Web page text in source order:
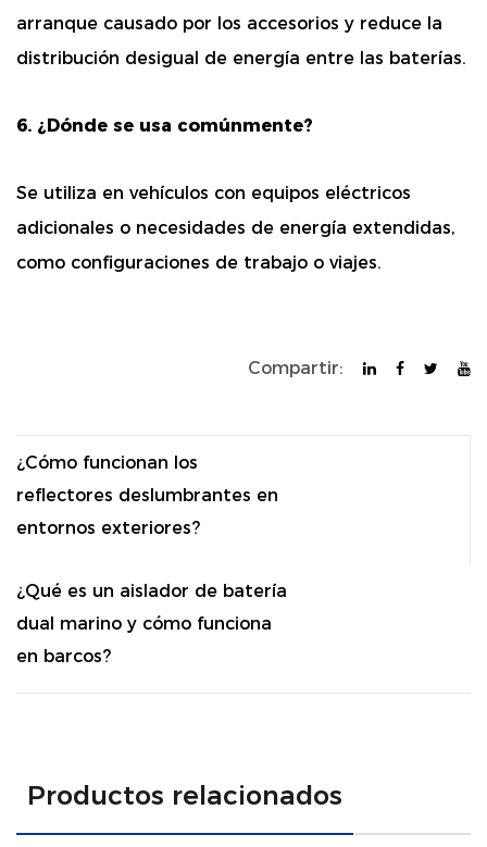
arranque causado por los accesorios y reduce la
distribución desigual de energía entre las baterías.
6. ¿Dónde se usa comúnmente?
Se utiliza en vehículos con equipos eléctricos
adicionales o necesidades de energía extendidas,
como configuraciones de trabajo o viajes.
Compartir:
¿Cómo funcionan los
reflectores deslumbrantes en
entornos exteriores?
¿Qué es un aislador de batería
dual marino y cómo funciona
en barcos?
Productos relacionados